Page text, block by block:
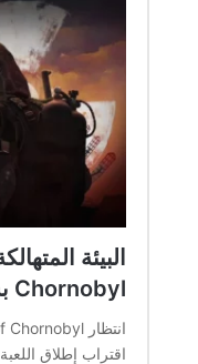
Chornobyl بسبب انفجار تشيرنوبيل
اقتراب إطلاق